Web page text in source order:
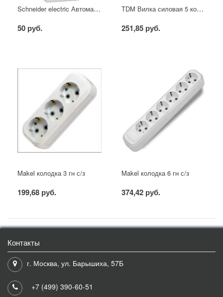
Schneider electric Автоматический выключатель 1/40А
50 руб.
TDM Вилка силовая 5 контактов 16А 380В IP44
251,85 руб.
Makel колодка 3 гн с/з
199,68 руб.
Makel колодка 6 гн с/з
374,42 руб.
Контакты
г. Москва, ул. Барышиха, 57Б
+7 (499) 390-60-51